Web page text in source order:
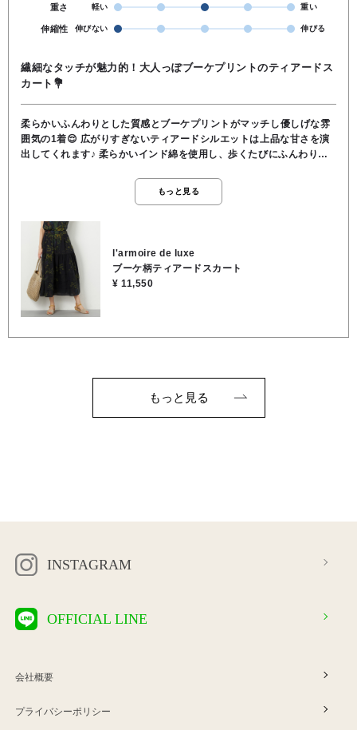
重さ 軽い 重い
伸縮性 伸びない 伸びる
繊細なタッチが魅力的！大人っぽブーケプリントのティアードス
カート💐
柔らかいふんわりとした質感とブーケプリントがマッチし優しげな雰
囲気の1着😌 広がりすぎないティアードシルエットは上品な甘さを演
出してくれます♪ 柔らかいインド綿を使用し、歩くたびにふんわり揺
ダウンしてあげても🙆‍♀️ ☀︎サイドフォック＆ファスナー ☀︎ウエスト後
ろゴム ☀︎表地／レーヨン65％, 綿35％, 裏地／レーヨン100％ ☀︎伸
もっと見る
l'armoire de luxe
ブーケ柄ティアードスカート
¥ 11,550
もっと見る
INSTAGRAM
OFFICIAL LINE
会社概要
プライバシーポリシー